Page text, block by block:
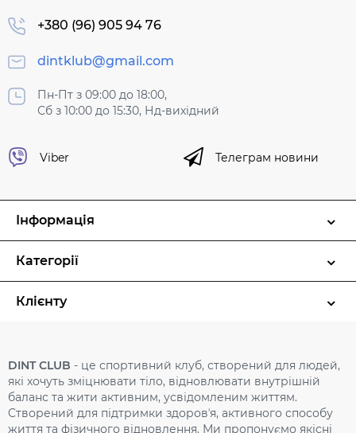
+380 (96) 905 94 76
dintklub@gmail.com
Пн-Пт з 09:00 до 18:00,
Сб з 10:00 до 15:30, Нд-вихідний
Viber Телеграм новини
Інформація
Категорії
Клієнту
DINT CLUB - це спортивний клуб, створений для людей,
які хочуть зміцнювати тіло, відновлювати внутрішній
баланс та жити активним, усвідомленим життям.
Cтворений для підтримки здоровʼя, активного способу
життя та фізичного відновлення. Ми пропонуємо якісні